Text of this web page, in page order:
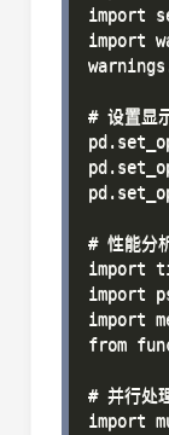
import
import
# 设置显
# 性能分
import
import
import
from
# 并行处
import